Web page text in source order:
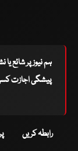
ہم نیوز پر شائع
پیشگی اجازت
رابطہ کریں